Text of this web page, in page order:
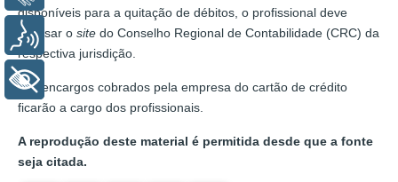
disponíveis para a quitação de débitos, o profissional deve
acessar o site do Conselho Regional de Contabilidade (CRC) da
respectiva jurisdição.
*Os encargos cobrados pela empresa do cartão de crédito
ficarão a cargo dos profissionais.
A reprodução deste material é permitida desde que a fonte
seja citada.
Voz
+ Acessibilidade